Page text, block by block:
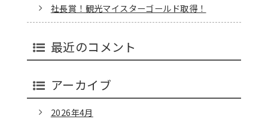
社長賞！観光マイスターゴールド取得！
最近のコメント
アーカイブ
2026年4月